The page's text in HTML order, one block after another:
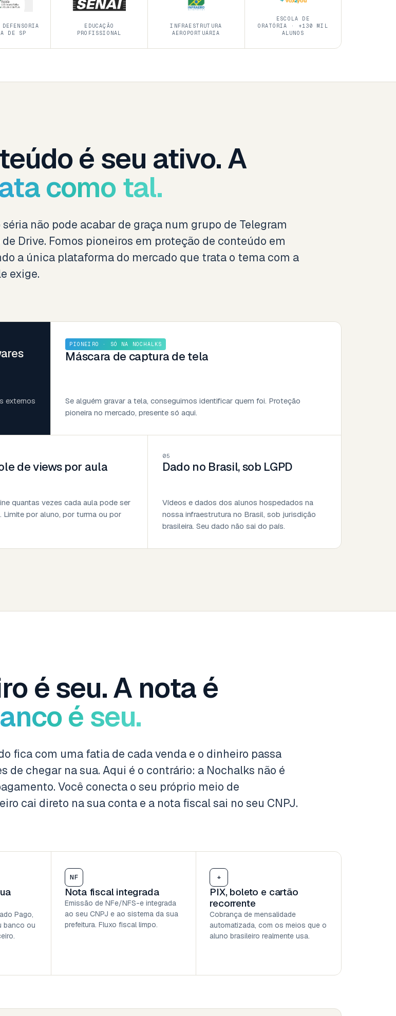
DE SP
EDUCAÇÃO
PROFISSIONAL
INFRAESTRUTURA
AEROPORTUÁRIA
ESCOLA DE
ORATÓRIA · +130 MIL
ALUNOS
é seu ativo. A
como tal.
não pode acabar de graça num grupo de Telegram
Drive. Fomos pioneiros em proteção de conteúdo em
a única plataforma do mercado que trata o tema com a
exige.
externos
PIONEIRO · SÓ NA NOCHALKS
Máscara de captura de tela
Se alguém gravar a tela, conseguimos identificar quem foi. Proteção
pioneira no mercado, presente só aqui.
de views por aula
quantas vezes cada aula pode ser
Limite por aluno, por turma ou por
05
Dado no Brasil, sob LGPD
Vídeos e dados dos alunos hospedados na
nossa infraestrutura no Brasil, sob jurisdição
brasileira. Seu dado não sai do país.
é seu. A nota é
é seu.
fica com uma fatia de cada venda e o dinheiro passa
de chegar na sua. Aqui é o contrário: a Nochalks não é
Você conecta o seu próprio meio de
cai direto na sua conta e a nota fiscal sai no seu CNPJ.
Pago,
banco ou
NF
Nota fiscal integrada
Emissão de NFe/NFS-e integrada
ao seu CNPJ e ao sistema da sua
prefeitura. Fluxo fiscal limpo.
+
PIX, boleto e cartão
recorrente
Cobrança de mensalidade
automatizada, com os meios que o
aluno brasileiro realmente usa.